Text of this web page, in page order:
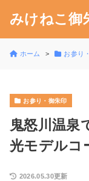
みけねこ御
ホーム お参り
お参り・御朱印
鬼怒川温泉
光モデルコ
2026.05.30更新